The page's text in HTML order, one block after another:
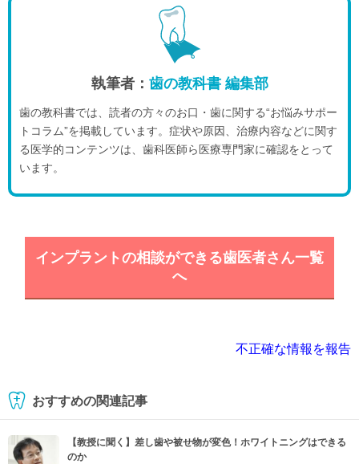
執筆者： 歯の教科書 編集部
歯の教科書では、読者の方々のお口・歯に関する“お悩みサポー
トコラム”を掲載しています。症状や原因、治療内容などに関す
る医学的コンテンツは、歯科医師ら医療専門家に確認をとって
います。
インプラントの相談ができる歯医者さん一覧
へ
不正確な情報を報告
おすすめの関連記事
【教授に聞く】差し歯や被せ物が変色！ホワイトニングはできる
のか